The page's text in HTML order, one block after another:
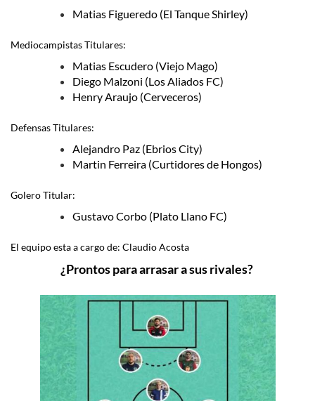
Matias Figueredo (El Tanque Shirley)
Mediocampistas Titulares:
Matias Escudero (Viejo Mago)
Diego Malzoni (Los Aliados FC)
Henry Araujo (Cerveceros)
Defensas Titulares:
Alejandro Paz (Ebrios City)
Martin Ferreira (Curtidores de Hongos)
Golero Titular:
Gustavo Corbo (Plato Llano FC)
El equipo esta a cargo de: Claudio Acosta
¿Prontos para arrasar a sus rivales?